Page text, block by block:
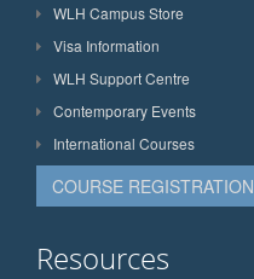
WLH Campus Store
Visa Information
WLH Support Centre
Contemporary Events
International Courses
COURSE REGISTRATION
Resources